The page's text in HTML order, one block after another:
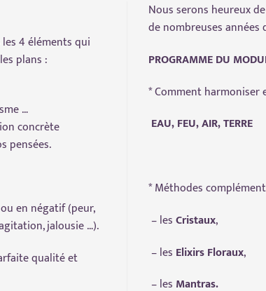
4 éléments qui
plans :
…
concrète
pensées.
en négatif (peur,
jalousie …).
qualité et
Nous serons heureux
de nombreuses années
PROGRAMME DU
* Comment harmoniser
EAU, FEU, AIR, TERRE
* Méthodes
– lesCristaux,
– les Elixirs Floraux,
– les Mantras.